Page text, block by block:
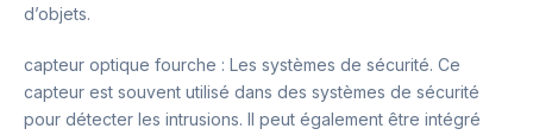
d’objets.
capteur optique fourche : Les systèmes de sécurité. Ce
capteur est souvent utilisé dans des systèmes de sécurité
pour détecter les intrusions. Il peut également être intégré